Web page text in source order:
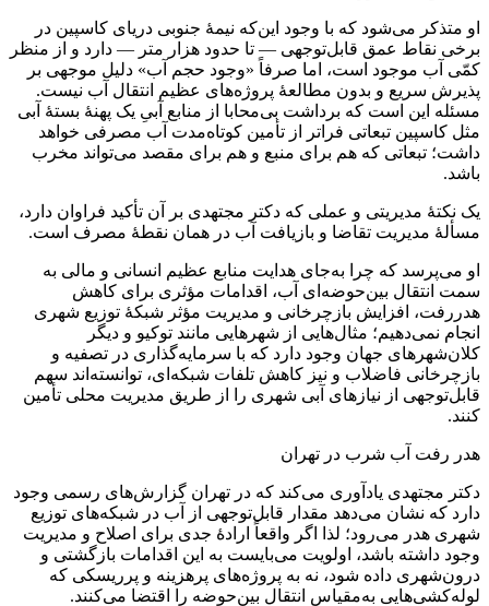
او متذکر می‌شود که با وجود این‌که نیمهٔ جنوبی دریای کاسپین در
برخی نقاط عمق قابل‌توجهی — تا حدود هزار متر — دارد و از منظر
کمّی آب موجود است، اما صرفاً «وجود حجم آب» دلیل موجهی بر
پذیرش سریع و بدون مطالعهٔ پروژه‌های عظیم انتقال آب نیست.
مسئله این است که برداشت بی‌محابا از منابع آبیِ یک پهنهٔ بستهٔ آبی
مثل کاسپین تبعاتی فراتر از تأمین کوتاه‌مدت آب مصرفی خواهد
داشت؛ تبعاتی که هم برای منبع و هم برای مقصد می‌تواند مخرب
باشد.
یک نکتهٔ مدیریتی و عملی که دکتر مجتهدی بر آن تأکید فراوان دارد،
مسألهٔ مدیریت تقاضا و بازیافت آب در همان نقطهٔ مصرف است.
او می‌پرسد که چرا به‌جای هدایت منابع عظیم انسانی و مالی به
سمت انتقال بین‌حوضه‌ای آب، اقدامات مؤثری برای کاهش
هدررفت، افزایش بازچرخانی و مدیریت مؤثر شبکهٔ توزیع شهری
انجام نمی‌دهیم؛ مثال‌هایی از شهرهایی مانند توکیو و دیگر
کلان‌شهرهای جهان وجود دارد که با سرمایه‌گذاری در تصفیه و
بازچرخانی فاضلاب و نیز کاهش تلفات شبکه‌ای، توانسته‌اند سهم
قابل‌توجهی از نیازهای آبی شهری را از طریق مدیریت محلی تأمین
کنند.
هدر رفت آب شرب در تهران
دکتر مجتهدی یادآوری می‌کند که در تهران گزارش‌های رسمی وجود
دارد که نشان می‌دهد مقدار قابل‌توجهی از آب در شبکه‌های توزیع
شهری هدر می‌رود؛ لذا اگر واقعاً ارادهٔ جدی برای اصلاح و مدیریت
وجود داشته باشد، اولویت می‌بایست به این اقدامات بازگشتی و
درون‌شهری داده شود، نه به پروژه‌های پرهزینه و پرریسکی که
لوله‌کشی‌هایی به‌مقیاسِ انتقال بین‌حوضه را اقتضا می‌کنند.